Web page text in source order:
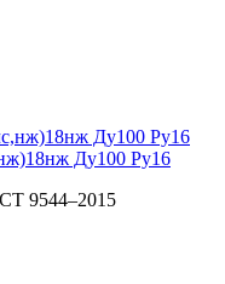
Ду100 Ру16
9544–2015